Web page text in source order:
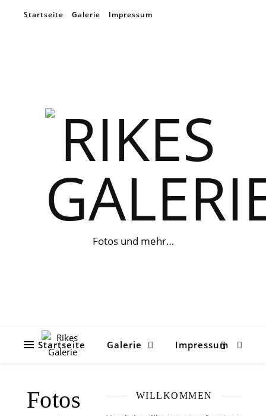
Startseite Galerie Impressum
Fotos und mehr…
Startseite Galerie Impressum
Fotos
WILLKOMMEN